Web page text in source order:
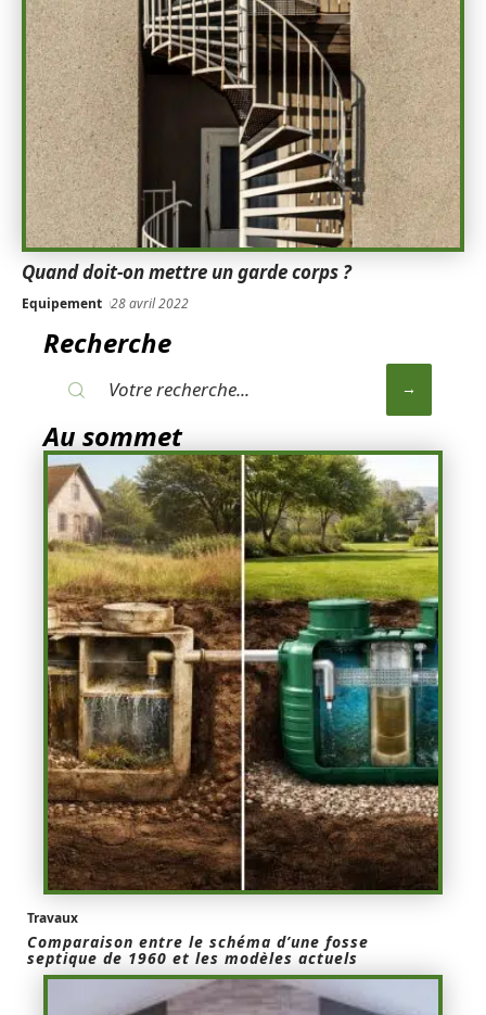
Quand doit-on mettre un garde corps ?
Equipement 28 avril 2022
Recherche
Au sommet
Travaux
Comparaison entre le schéma d’une fosse
septique de 1960 et les modèles actuels